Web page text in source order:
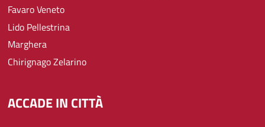
Favaro Veneto
Lido Pellestrina
Marghera
Chirignago Zelarino
ACCADE IN CITTÀ